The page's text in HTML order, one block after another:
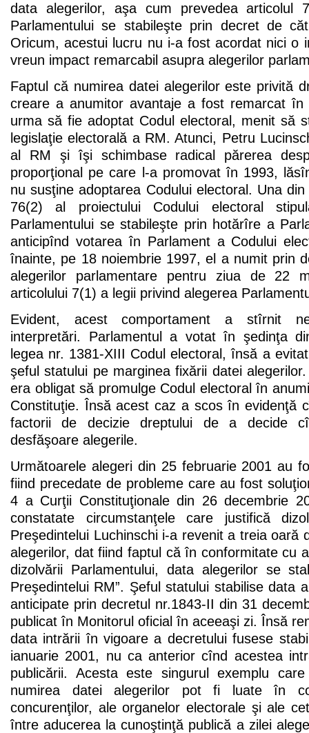
data alegerilor, aşa cum prevedea articolul
Parlamentului se stabileşte prin decret de
Oricum, acestui lucru nu i-a fost acordat nici o
vreun impact remarcabil asupra alegerilor
Faptul că numirea datei alegerilor este privită
creare a anumitor avantaje a fost remarcat în
urma să fie adoptat Codul electoral, menit să
legislaţie electorală a RM. Atunci, Petru
al RM şi îşi schimbase radical părerea
proporţional pe care l-a promovat în 1993,
nu susţine adoptarea Codului electoral. Una
76(2) al proiectului Codului electoral
Parlamentului se stabileşte prin hotărîre a
anticipînd votarea în Parlament a Codului
înainte, pe 18 noiembrie 1997, el a numit prin
alegerilor parlamentare pentru ziua de 22
articolului 7(1) a legii privind alegerea
Evident, acest comportament a stîrnit
interpretări. Parlamentul a votat în şedinţa
legea nr. 1381-XIII Codul electoral, însă a
şeful statului pe marginea fixării datei
era obligat să promulge Codul electoral în
Constituţie. Însă acest caz a scos în evidenţă
factorii de decizie dreptului de a decide
desfăşoare alegerile.
Următoarele alegeri din 25 februarie 2001 au
fiind precedate de probleme care au fost
4 a Curţii Constituţionale din 26 decembrie
constatate circumstanţele care justifică
Preşedintelui Luchinschi i-a revenit a treia oară
alegerilor, dat fiind faptul că în conformitate cu
dizolvării Parlamentului, data alegerilor se
Preşedintelui RM”. Şeful statului stabilise data
anticipate prin decretul nr.1843-II din 31
publicat în Monitorul oficial în aceeaşi zi. Însă
data intrării în vigoare a decretului fusese
ianuarie 2001, nu ca anterior cînd acestea
publicării. Acesta este singurul exemplu
numirea datei alegerilor pot fi luate în
concurenţilor, ale organelor electorale şi ale
între aducerea la cunoştinţă publică a zilei